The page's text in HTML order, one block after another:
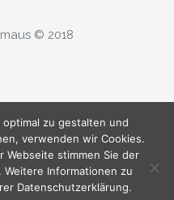
© 2018
zu gestalten und
verwenden wir Cookies.
Webseite stimmen Sie der
Informationen zu
Datenschutzerklärung.